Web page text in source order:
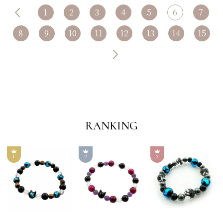
1 2 3 4 5 6
7
8
9 10 11 12 13 14 15
RANKING